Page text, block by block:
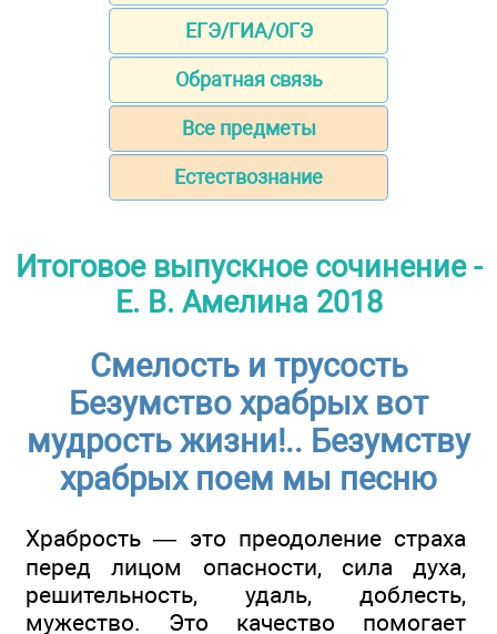
ЕГЭ/ГИА/ОГЭ
Обратная связь
Все предметы
Естествознание
Итоговое выпускное сочинение -
Е. В. Амелина 2018
Смелость и трусость
Безумство храбрых вот
мудрость жизни!.. Безумству
храбрых поем мы песню
Храбрость — это преодоление страха
перед лицом опасности, сила духа,
решительность, удаль, доблесть,
мужество. Это качество помогает